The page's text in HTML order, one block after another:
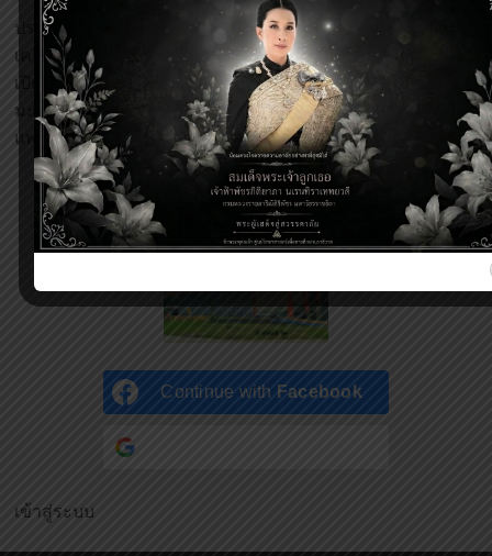
ปรากฏการณ์จันทรุปราคา
(42,984)
เครื่องตะบันน้ำ Hidraulic Ram Pump(7,120)
เปิดโลกพลังงานทดแทน (6,982)
มะกอกป่า(4,377)
แพลงก์ตอนพืช คืออะไร?(3,144)
Continue with Facebook
เข้าสู่ระบบ